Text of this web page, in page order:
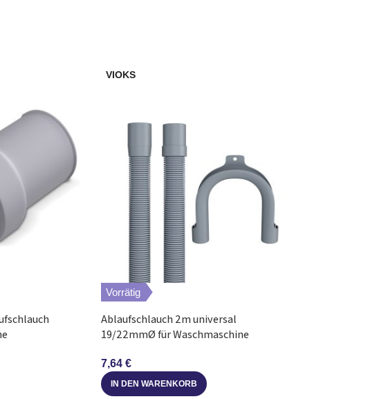
VIOKS
Vorrätig
Ablaufschlauch 2m universal
19/22mmØ für Waschmaschine
7,64 €
IN DEN WARENKORB